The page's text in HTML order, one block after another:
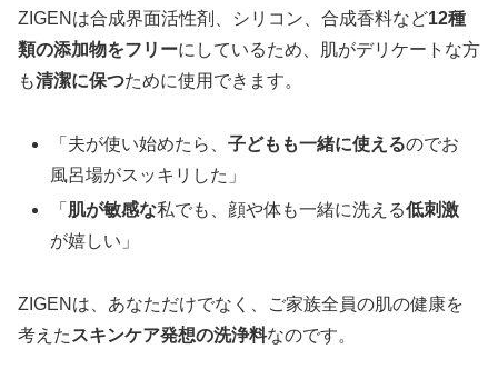
ZIGENは合成界面活性剤、シリコン、合成香料など12種
類の添加物をフリーにしているため、肌がデリケートな方
も清潔に保つために使用できます。
「夫が使い始めたら、子どもも一緒に使えるのでお
風呂場がスッキリした」
「 肌が敏感な私でも、顔や体も一緒に洗える低刺激
が嬉しい」
ZIGENは、あなただけでなく、ご家族全員の肌の健康を
考えた スキンケア発想の洗浄料なのです。